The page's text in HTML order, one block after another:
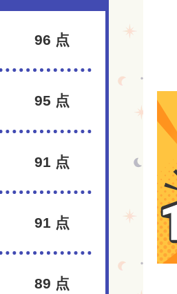
96 点
95 点
91 点
91 点
89 点